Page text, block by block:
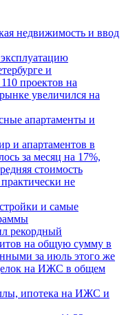
недвижимость и ввод
и
проектов на
увеличился на
апартаменты и
и апартаментов в
за месяц на 17%,
стоимость
не
и самые
рекордный
на общую сумму в
за июль этого же
на ИЖС в общем
ипотека на ИЖС и